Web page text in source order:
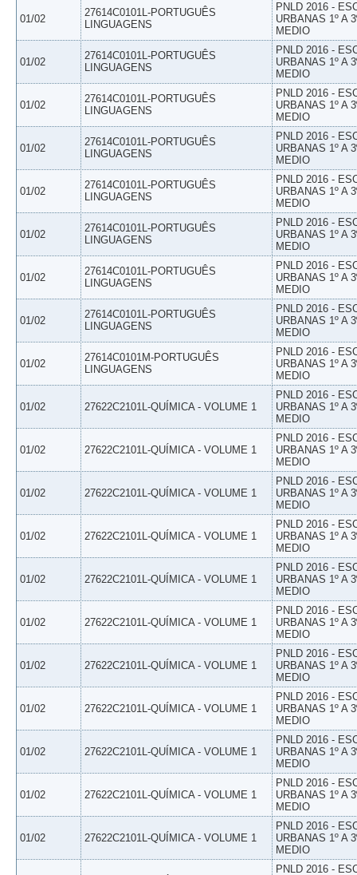
01/02
27614C0101L-PORTUGUÊS
LINGUAGENS
PNLD 2016 -
URBANAS 1º A
MEDIO
01/02
27614C0101L-PORTUGUÊS
LINGUAGENS
PNLD 2016 -
URBANAS 1º A
MEDIO
01/02
27614C0101L-PORTUGUÊS
LINGUAGENS
PNLD 2016 -
URBANAS 1º A
MEDIO
01/02
27614C0101L-PORTUGUÊS
LINGUAGENS
PNLD 2016 -
URBANAS 1º A
MEDIO
01/02
27614C0101L-PORTUGUÊS
LINGUAGENS
PNLD 2016 -
URBANAS 1º A
MEDIO
01/02
27614C0101L-PORTUGUÊS
LINGUAGENS
PNLD 2016 -
URBANAS 1º A
MEDIO
01/02
27614C0101L-PORTUGUÊS
LINGUAGENS
PNLD 2016 -
URBANAS 1º A
MEDIO
01/02
27614C0101L-PORTUGUÊS
LINGUAGENS
PNLD 2016 -
URBANAS 1º A
MEDIO
01/02
27614C0101M-PORTUGUÊS
LINGUAGENS
PNLD 2016 -
URBANAS 1º A
MEDIO
01/02 27622C2101L-QUÍMICA - VOLUME 1
PNLD 2016 -
URBANAS 1º A
MEDIO
01/02 27622C2101L-QUÍMICA - VOLUME 1
PNLD 2016 -
URBANAS 1º A
MEDIO
01/02 27622C2101L-QUÍMICA - VOLUME 1
PNLD 2016 -
URBANAS 1º A
MEDIO
01/02 27622C2101L-QUÍMICA - VOLUME 1
PNLD 2016 -
URBANAS 1º A
MEDIO
01/02 27622C2101L-QUÍMICA - VOLUME 1
PNLD 2016 -
URBANAS 1º A
MEDIO
01/02 27622C2101L-QUÍMICA - VOLUME 1
PNLD 2016 -
URBANAS 1º A
MEDIO
01/02 27622C2101L-QUÍMICA - VOLUME 1
PNLD 2016 -
URBANAS 1º A
MEDIO
01/02 27622C2101L-QUÍMICA - VOLUME 1
PNLD 2016 -
URBANAS 1º A
MEDIO
01/02 27622C2101L-QUÍMICA - VOLUME 1
PNLD 2016 -
URBANAS 1º A
MEDIO
01/02 27622C2101L-QUÍMICA - VOLUME 1
PNLD 2016 -
URBANAS 1º A
MEDIO
01/02 27622C2101L-QUÍMICA - VOLUME 1
PNLD 2016 -
URBANAS 1º A
MEDIO
PNLD 2016 -